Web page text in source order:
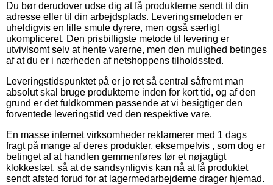
Du bør derudover udse dig at få produkterne sendt til din
adresse eller til din arbejdsplads. Leveringsmetoden er
uheldigvis en lille smule dyrere, men også særligt
ukompliceret. Den prisbilligste metode til levering er
utvivlsomt selv at hente varerne, men den mulighed betinges
af at du er i nærheden af netshoppens tilholdssted.
Leveringstidspunktet på er jo ret så central såfremt man
absolut skal bruge produkterne inden for kort tid, og af den
grund er det fuldkommen passende at vi besigtiger den
forventede leveringstid ved den respektive vare.
En masse internet virksomheder reklamerer med 1 dags
fragt på mange af deres produkter, eksempelvis , som dog er
betinget af at handlen gemmenføres før et nøjagtigt
klokkeslæt, så at de sandsynligvis kan nå at få produktet
sendt afsted forud for at lagermedarbejderne drager hjemad.